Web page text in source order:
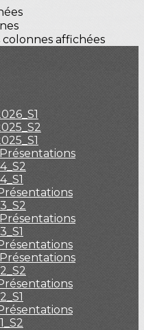
affichées